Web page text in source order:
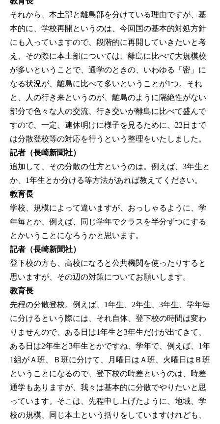
それから、本土部と離島部を分けている理由ですが、基
本的に、学校再開というのは、今回国の基本的対処方針
にも入っていますので、段階的に再開していきたいと考
え、その際に本土部については、離島に比べて大規模校
が多いということで、通学のときの、いわゆる「密」に
なる状況が、離島に比べて多いということが1つ。それ
と、人の行き来というのが、離島のように隔絶性がない
部分で色々な人の交流、行き交いが離島に比べて盛んで
すので、一定、連休明けに様子を見るために、22日まで
は分散登校等の対応を行うという整理をいたしました。
記者（長崎新聞社）
追加して、その分散の仕方というのは。例えば、3年生と
か、1年生とか分ける等方法があれば教えてください。
教育長
学校、規模によって違いますが、おっしゃるように、学
年毎とか、例えば、同じ学年でクラスを半分ずつにする
とかいうことになろうかと思います。
記者（長崎新聞社）
登下校の方も、高校になると公共機関を使ったりすると
思いますが、その辺の対策についてお願いします。
教育長
先程の分散登校。例えば、1年生、2年生、3年生、学年毎
に分けるという際には、それ自体、登下校の時間は変わ
りませんので、ある日は1年生と3年生だけが出てきて、
ある日は2年生と3年生とかですね、学年で、例えば、1年
1組がＡ班、Ｂ班に分けて、月曜日はＡ班、火曜日はＢ班
ということになるので、登下校の時差というのは、時差
通学もありますが、我々は基本的に分散でやりたいと思
っています。そこは、先程申し上げたように、地域、学
校の規模、同じ本土という括りをしていますけれども、